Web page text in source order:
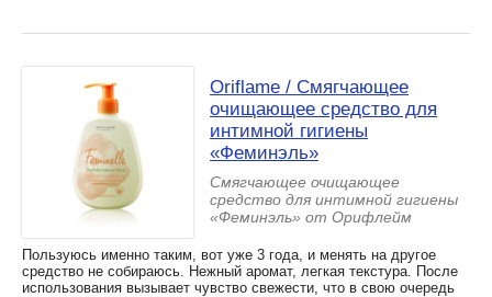
Oriflame / Смягчающее
очищающее средство для
интимной гигиены
«Феминэль»
Смягчающее очищающее
средство для интимной гигиены
«Феминэль» от Орифлейм
Пользуюсь именно таким, вот уже 3 года, и менять на другое
средство не собираюсь. Нежный аромат, легкая текстура. После
использования вызывает чувство свежести, что в свою очередь